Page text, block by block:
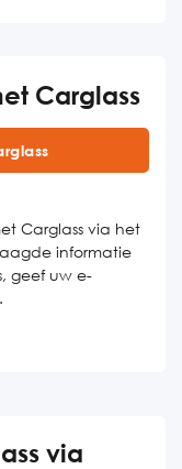
Carglass
Carglass via het
informatie
geef uw e-
via